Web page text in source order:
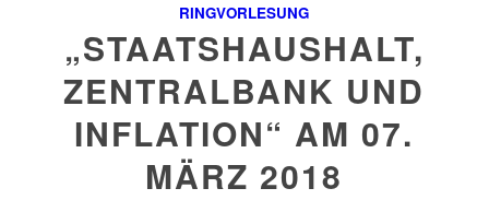
RINGVORLESUNG
„STAATSHAUSHALT,
ZENTRALBANK UND
INFLATION“ AM 07.
MÄRZ 2018